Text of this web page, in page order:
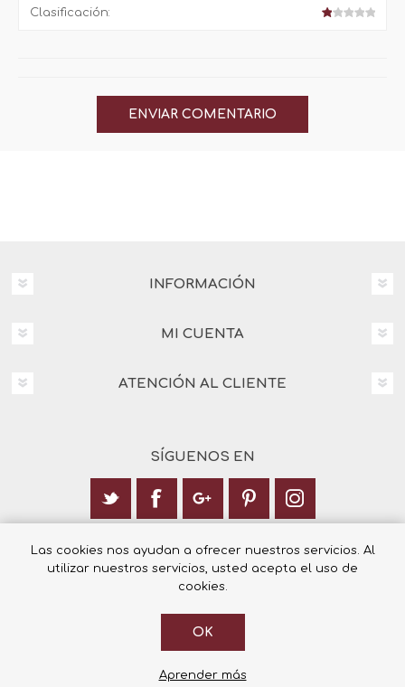
Clasificación:
INFORMACIÓN
MI CUENTA
ATENCIÓN AL CLIENTE
SÍGUENOS EN
Calle Italia 6, 03003 Alicante
+34 965 12 23 55
Las cookies nos ayudan a ofrecer nuestros servicios. Al
utilizar nuestros servicios, usted acepta el uso de
cookies.
OK
Aprender más